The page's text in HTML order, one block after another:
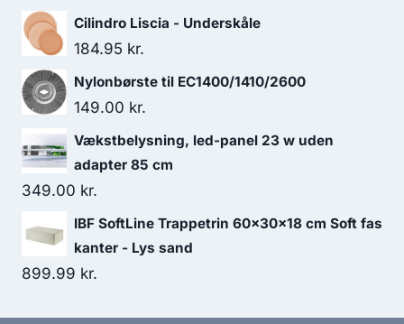
Cilindro Liscia - Underskåle
184.95 kr.
Nylonbørste til EC1400/1410/2600
149.00 kr.
Vækstbelysning, led-panel 23 w uden
adapter 85 cm
349.00 kr.
IBF SoftLine Trappetrin 60x30x18 cm Soft fas
kanter - Lys sand
899.99 kr.